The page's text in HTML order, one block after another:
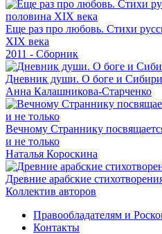
Еще раз про любовь. Стихи
XIX века
2011 - Сборник
Дневник души. О боге и
Анна Калашникова-Старченко
Вечному Страннику
и не только
Наталья Короскина
Древние арабские
Коллектив авторов
Правообладателям и
Контакты